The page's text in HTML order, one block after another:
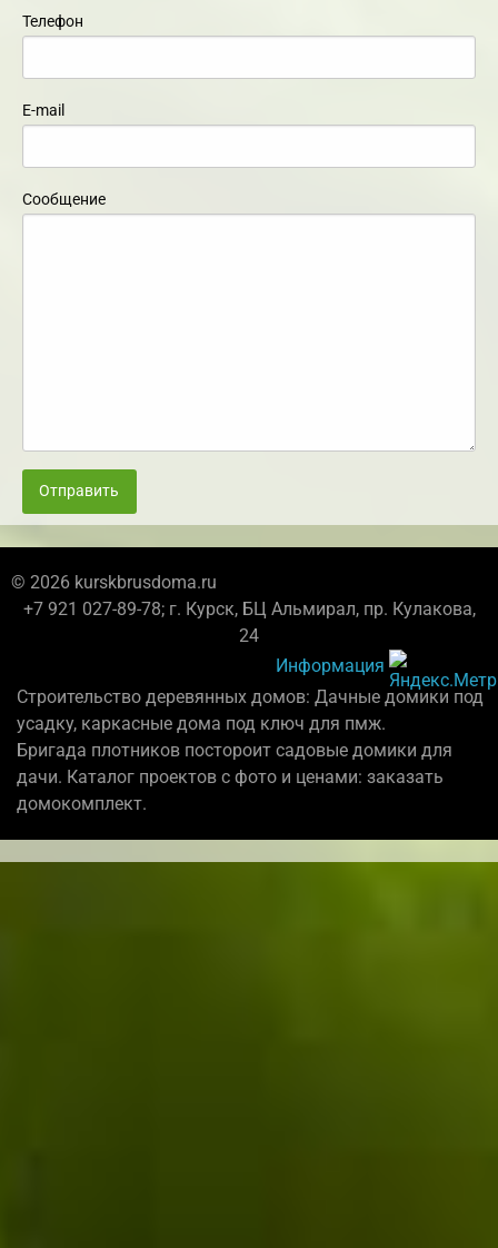
Телефон
E-mail
Сообщение
Отправить
© 2026 kurskbrusdoma.ru
+7 921 027-89-78; г. Курск, БЦ Альмирал, пр. Кулакова,
24
Информация
Строительство деревянных домов: Дачные домики под
усадку, каркасные дома под ключ для пмж.
Бригада плотников постороит садовые домики для
дачи. Каталог проектов с фото и ценами: заказать
домокомплект.